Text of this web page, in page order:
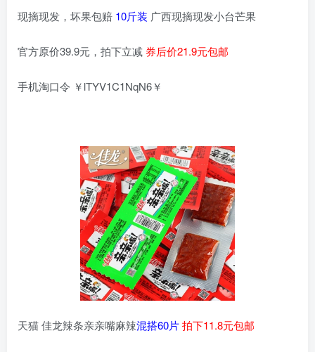
现摘现发，坏果包赔 10斤装 广西现摘现发小台芒果
官方原价39.9元，拍下立减 券后价21.9元包邮
手机淘口令 ￥lTYV1C1NqN6￥
天猫 佳龙辣条亲亲嘴麻辣混搭60片拍下11.8元包邮